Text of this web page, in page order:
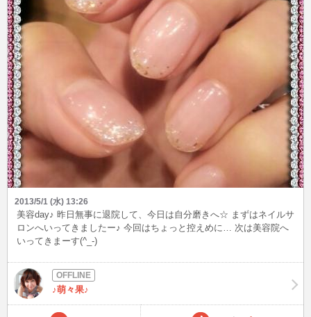
2013/5/1 (水) 13:26
美容day♪ 昨日無事に退院して、今日は自分磨きへ☆ まずはネイルサ
ロンへいってきましたー♪ 今回はちょっと控えめに… 次は美容院へ
いってきまーす(^_-)
♪萌々果♪